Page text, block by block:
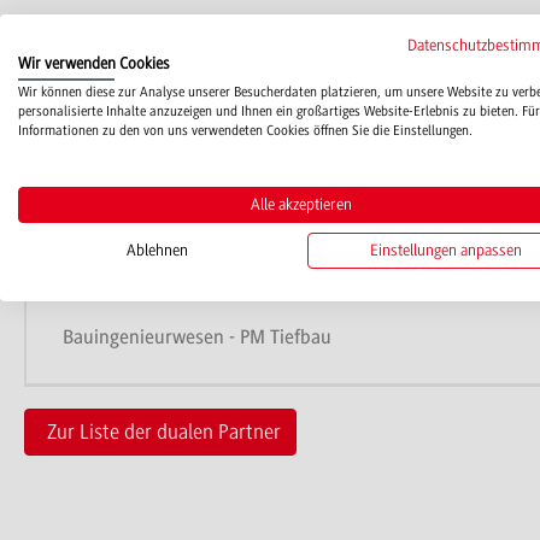
www.Stuttgart.de
Studienangebote
Bauingenieurwesen - PM Tiefbau
Zur Liste der dualen Partner
Wir verwenden Cookies
Wir können diese zur Analyse unserer Besucherdaten platzieren, um unsere Website zu
personalisierte Inhalte anzuzeigen und Ihnen ein großartiges Website-Erlebnis zu bieten.
Informationen zu den von uns verwendeten Cookies öffnen Sie die Einstellungen.
Alle akzeptieren
Ablehnen Einstellungen anpassen